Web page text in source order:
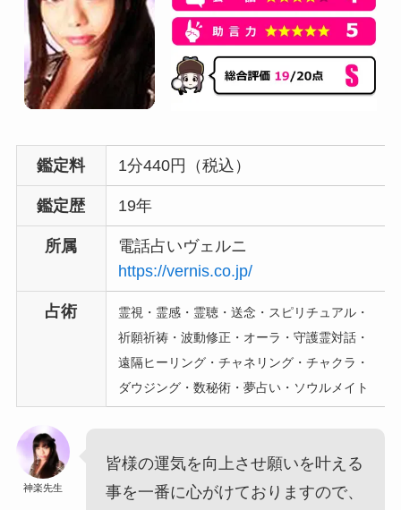
鑑定料 1分440円（税込）
鑑定歴 19年
所属
電話占いヴェルニ
https://vernis.co.jp/
占術
霊視・霊感・霊聴・送念・スピリチュアル・
祈願祈祷・波動修正・オーラ・守護霊対話・
遠隔ヒーリング・チャネリング・チャクラ・
ダウジング・数秘術・夢占い・ソウルメイト
神楽先生
皆様の運気を向上させ願いを叶える
事を一番に心がけておりますので、